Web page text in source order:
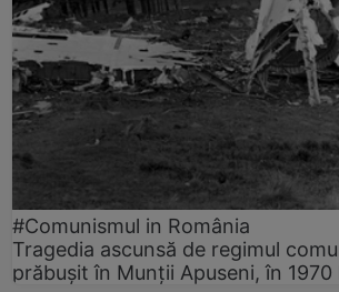
#Comunismul in România
Tragedia ascunsă de regimul
prăbușit în Munții Apuseni, în 1970